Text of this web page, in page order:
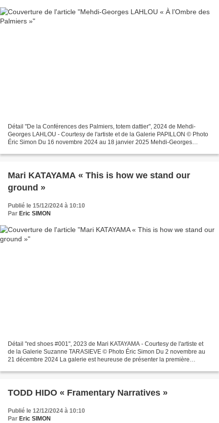
Détail "De la Conférences des Palmiers, totem dattier", 2024 de Mehdi-
Georges LAHLOU - Courtesy de l'artiste et de la Galerie PAPILLON © Photo
Éric Simon Du 16 novembre 2024 au 18 janvier 2025 Mehdi-Georges
Mari KATAYAMA « This is how we stand our
ground »
Publié le 15/12/2024 à 10:10
Par Eric SIMON
Détail "red shoes #001", 2023 de Mari KATAYAMA - Courtesy de l'artiste et
de la Galerie Suzanne TARASIEVE © Photo Éric Simon Du 2 novembre au
21 décembre 2024 La galerie est heureuse de présenter la première
TODD HIDO « Framentary Narratives »
Publié le 12/12/2024 à 10:10
Par Eric SIMON